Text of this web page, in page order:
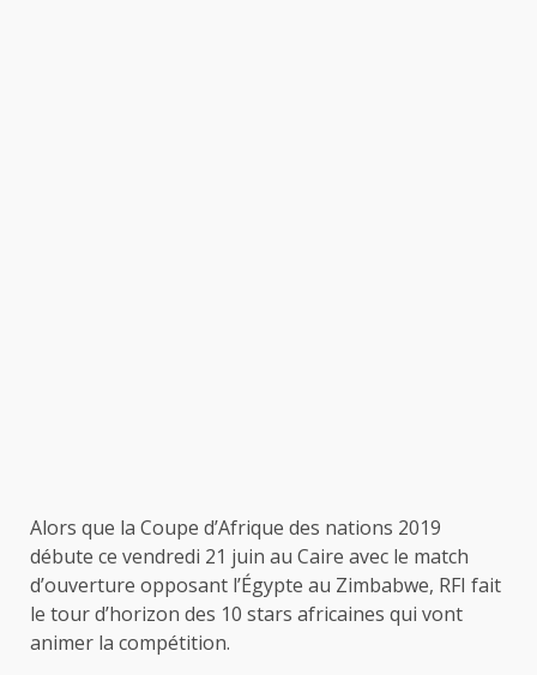
Alors que la Coupe d’Afrique des nations 2019
débute ce vendredi 21 juin au Caire avec le match
d’ouverture opposant l’Égypte au Zimbabwe, RFI fait
le tour d’horizon des 10 stars africaines qui vont
animer la compétition.